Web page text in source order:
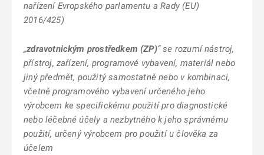
nařízení Evropského parlamentu a Rady (EU)
2016/425)
„zdravotnickým prostředkem (ZP)“ se rozumí nástroj,
přístroj, zařízení, programové vybavení, materiál nebo
jiný předmět, použitý samostatně nebo v kombinaci,
včetně programového vybavení určeného jeho
výrobcem ke specifickému použití pro diagnostické
nebo léčebné účely a nezbytného k jeho správnému
použití, určený výrobcem pro použití u člověka za
účelem